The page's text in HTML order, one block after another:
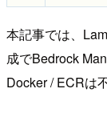
本記事では、
成でBedrock
Docker / ECRは